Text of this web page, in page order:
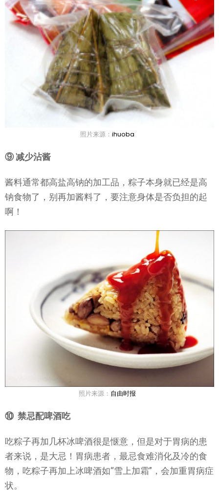
照片来源： ihuoba
⑨ 减少沾酱
酱料通常都高盐高钠的加工品，粽子本身就已经是高
钠食物了，别再加酱料了，要注意身体是否负担的起
啊！
照片来源： 自由时报
⑩ 禁忌配啤酒吃
吃粽子再加几杯冰啤酒很是惬意，但是对于胃病的患
者来说，是大忌！胃病患者，最忌食难消化及冷的食
物，吃粽子再加上冰啤酒如“雪上加霜”，会加重胃病症
状。